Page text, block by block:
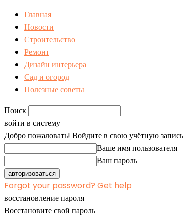
Главная
Новости
Строительство
Ремонт
Дизайн интерьера
Сад и огород
Полезные советы
Поиск
войти в систему
Добро пожаловать! Войдите в свою учётную запись
Ваше имя пользователя
Ваш пароль
Forgot your password? Get help
восстановление пароля
Восстановите свой пароль